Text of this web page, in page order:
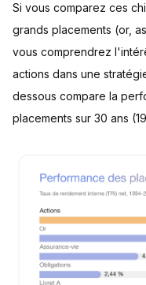
Si vous comparez ces
grands placements (or,
vous comprendrez
actions dans une
dessous compare la
placements sur 30 ans